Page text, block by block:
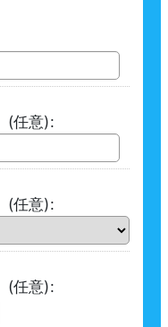
(任意):
(任意):
(任意):